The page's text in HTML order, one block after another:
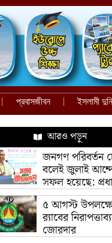
প্রবাসজীবন ইসলামী
আরও পড়ুন
জনগণ পরিবর্তন
বলেই জুলাই
সফল হয়েছে:
৫ আগস্ট
র‌্যাবের
জোরদার